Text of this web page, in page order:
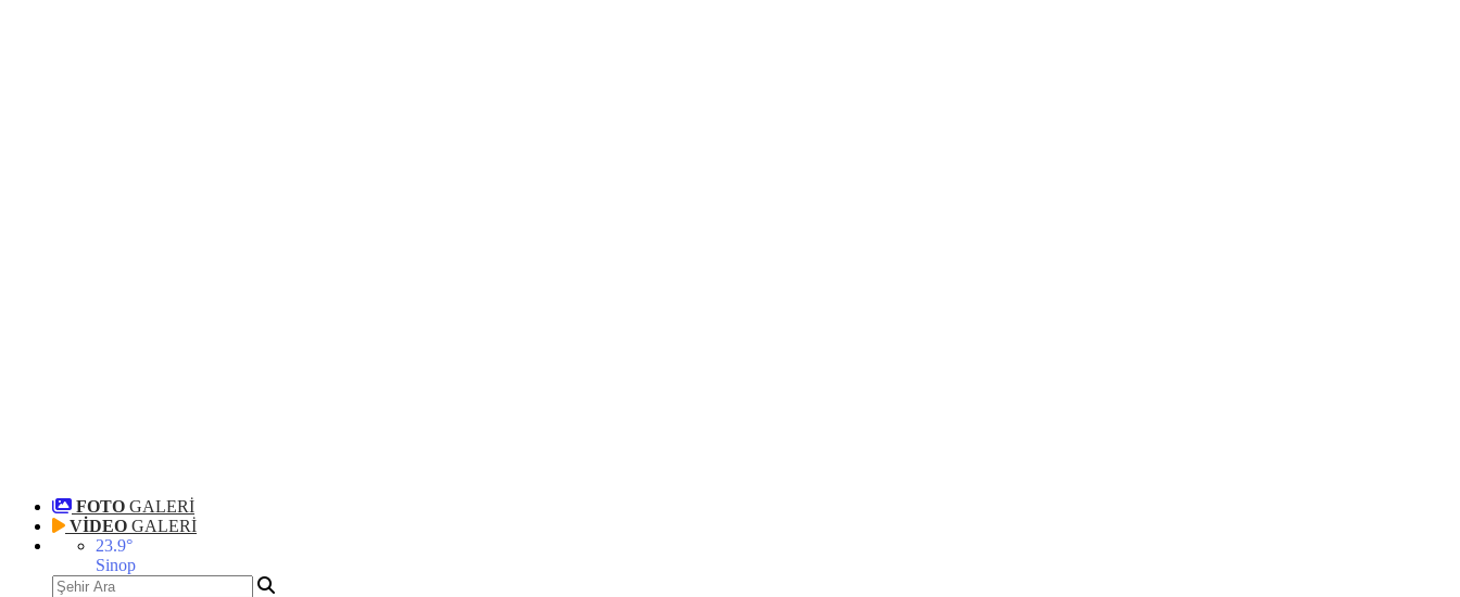
FOTO GALERİ
VİDEO GALERİ
23.9°
Sinop